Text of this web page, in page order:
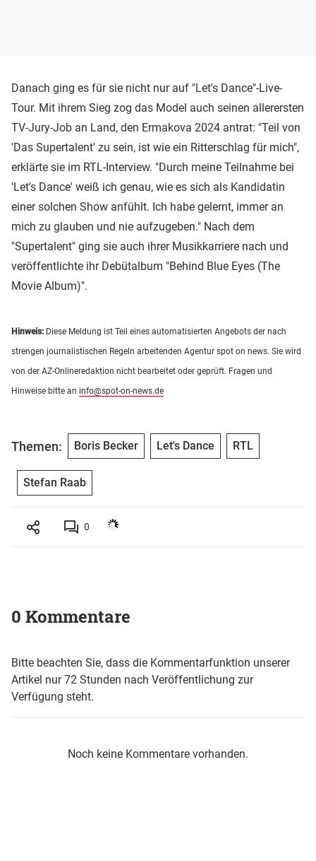
Danach ging es für sie nicht nur auf "Let's Dance"-Live-
Tour. Mit ihrem Sieg zog das Model auch seinen allerersten
TV-Jury-Job an Land, den Ermakova 2024 antrat: "Teil von
'Das Supertalent' zu sein, ist wie ein Ritterschlag für mich",
erklärte sie im RTL-Interview. "Durch meine Teilnahme bei
'Let's Dance' weiß ich genau, wie es sich als Kandidatin
einer solchen Show anfühlt. Ich habe gelernt, immer an
mich zu glauben und nie aufzugeben." Nach dem
"Supertalent" ging sie auch ihrer Musikkarriere nach und
veröffentlichte ihr Debütalbum "Behind Blue Eyes (The
Movie Album)".
Hinweis: Diese Meldung ist Teil eines automatisierten Angebots der nach
strengen journalistischen Regeln arbeitenden Agentur spot on news. Sie wird
von der AZ-Onlineredaktion nicht bearbeitet oder geprüft. Fragen und
Hinweise bitte an info@spot-on-news.de
Themen: Boris Becker Let's Dance RTL
Stefan Raab
0
0 Kommentare
Bitte beachten Sie, dass die Kommentarfunktion unserer
Artikel nur 72 Stunden nach Veröffentlichung zur
Verfügung steht.
Noch keine Kommentare vorhanden.